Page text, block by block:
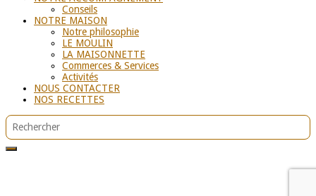
Conseils
NOTRE MAISON
Notre philosophie
LE MOULIN
LA MAISONNETTE
Commerces & Services
Activités
NOUS CONTACTER
NOS RECETTES